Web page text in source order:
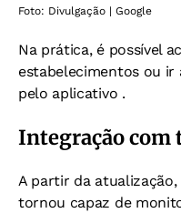
Foto: Divulgação | Google
Na prática, é possível
estabelecimentos ou ir
pelo aplicativo .
Integração com
A partir da
tornou capaz de